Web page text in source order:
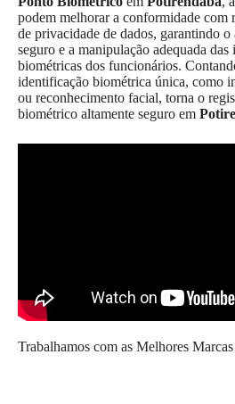
podem melhorar a conformidade com
de privacidade de dados, garantindo o
seguro e a manipulação adequada das
biométricas dos funcionários.
identificação biométrica única, como
ou reconhecimento facial, torna o
biométrico altamente seguro em
Trabalhamos com as Melhores